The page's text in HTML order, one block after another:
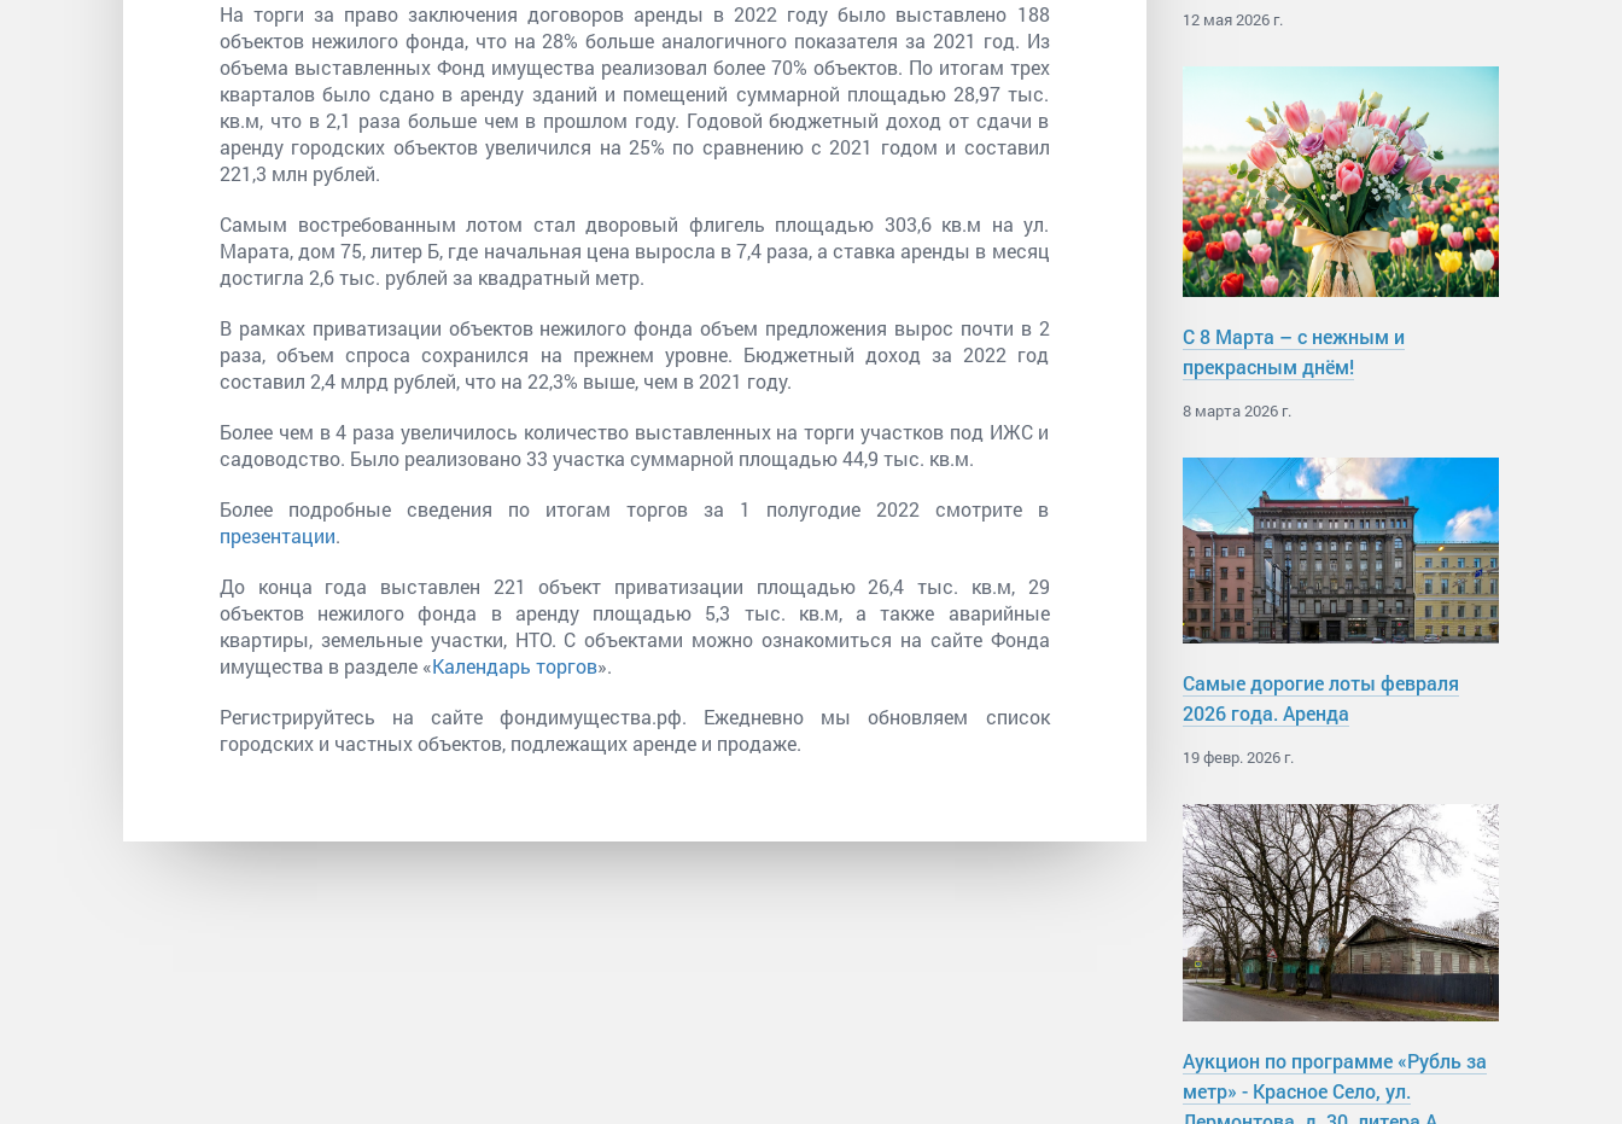
На торги за право заключения договоров аренды в 2022 году было выставлено 188
объектов нежилого фонда, что на 28% больше аналогичного показателя за 2021 год. Из
объема выставленных Фонд имущества реализовал более 70% объектов. По итогам трех
кварталов было сдано в аренду зданий и помещений суммарной площадью 28,97 тыс.
кв.м, что в 2,1 раза больше чем в прошлом году. Годовой бюджетный доход от сдачи в
аренду городских объектов увеличился на 25% по сравнению с 2021 годом и составил
221,3 млн рублей.
Самым востребованным лотом стал дворовый флигель площадью 303,6 кв.м на ул.
Марата, дом 75, литер Б, где начальная цена выросла в 7,4 раза, а ставка аренды в месяц
достигла 2,6 тыс. рублей за квадратный метр.
В рамках приватизации объектов нежилого фонда объем предложения вырос почти в 2
раза, объем спроса сохранился на прежнем уровне. Бюджетный доход за 2022 год
составил 2,4 млрд рублей, что на 22,3% выше, чем в 2021 году.
Более чем в 4 раза увеличилось количество выставленных на торги участков под ИЖС и
садоводство. Было реализовано 33 участка суммарной площадью 44,9 тыс. кв.м.
Более подробные сведения по итогам торгов за 1 полугодие 2022 смотрите в
презентации.
До конца года выставлен 221 объект приватизации площадью 26,4 тыс. кв.м, 29
объектов нежилого фонда в аренду площадью 5,3 тыс. кв.м, а также аварийные
квартиры, земельные участки, НТО. С объектами можно ознакомиться на сайте Фонда
имущества в разделе «Календарь торгов».
Регистрируйтесь на сайте фондимущества.рф. Ежедневно мы обновляем список
городских и частных объектов, подлежащих аренде и продаже.
12 мая 2026 г.
С 8 Марта – с нежным и
прекрасным днём!
8 марта 2026 г.
Самые дорогие лоты февраля
2026 года. Аренда
19 февр. 2026 г.
Аукцион по программе «Рубль за
метр» - Красное Село, ул.